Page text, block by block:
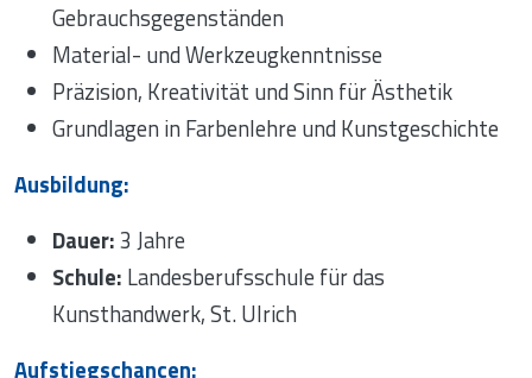
Gebrauchsgegenständen
Material- und Werkzeugkenntnisse
Präzision, Kreativität und Sinn für Ästhetik
Grundlagen in Farbenlehre und Kunstgeschichte
Ausbildung:
Dauer:3 Jahre
Schule: Landesberufsschule für das
Kunsthandwerk, St. Ulrich
Aufstiegschancen: